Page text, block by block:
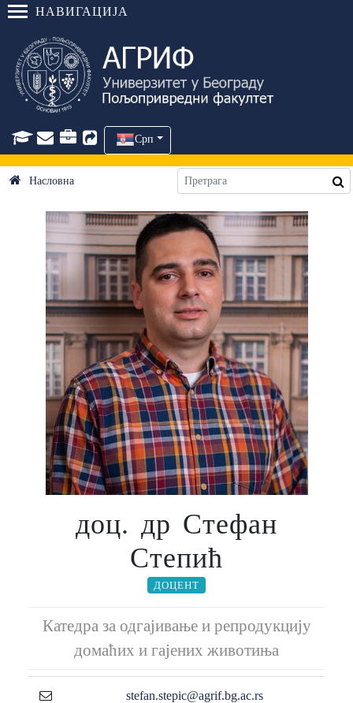
НАВИГАЦИЈА
Срп
Насловна
доц. др Стефан
Степић
ДОЦЕНТ
Катедра за одгајивање и репродукцију
домаћих и гајених животиња
stefan.stepic@agrif.bg.ac.rs